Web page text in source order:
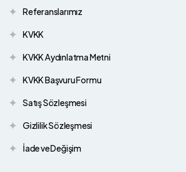
Referanslarımız
KVKK
KVKK Aydınlatma Metni
KVKK Başvuru Formu
Satış Sözleşmesi
Gizlilik Sözleşmesi
İade ve Değişim